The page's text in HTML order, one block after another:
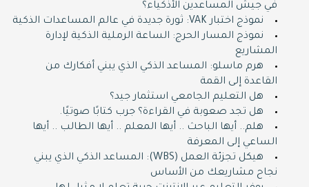
في جيش المساعدين الأذكياء؟
نموذج اختبار VAK: ثورة جديدة في عالم المساعدات الذكية
نموذج المسار الحرج: الساعة الرملية الذكية لإدارة
المشاريع
هرم ماسلو: المساعد الذكي الذي يبني أفكارك من
القاعدة إلى القمة
هل التعليم الجامعي استثمار جيد؟
هل تجد صعوبة في القراءة؟ جرب كتابًا صوتيًا.
هلم.. أيها الباحث .. أيها المعلم .. أيها الطالب .. أيها
الساعي إلى المعرفة
هيكل تجزئة العمل (WBS): المساعد الذكي الذي يبني
نجاح مشاريعك من الأساس